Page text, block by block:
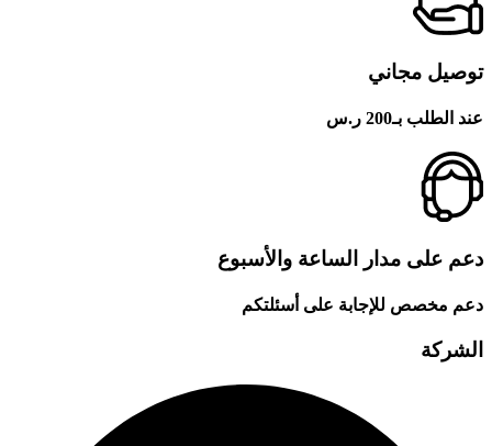
مجاني
بـ200 ر.س
مدار الساعة والأسبوع
للإجابة على أسئلتكم